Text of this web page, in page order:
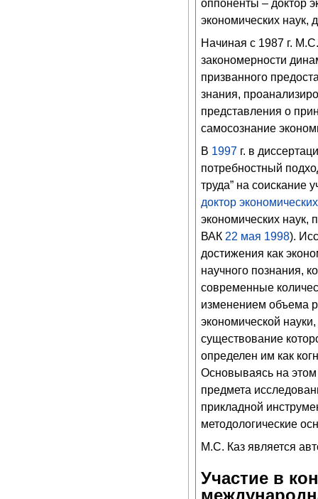
оппоненты – доктор
экономических
Начиная с 1987 г.
закономерности
призванного
знания,
представления о
самосознание
В 1997 г. в
потребностный
труда” на соискание
доктор
экономических
ВАК 22 мая 1998).
достижения как
научного познания,
современные
изменением объема
экономической
существование
определен им как
Основываясь на
предмета
прикладной
методологические
М.С. Каз является
Участие в